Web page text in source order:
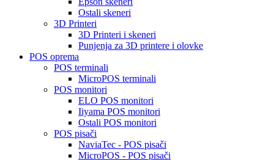
Ostali skeneri
3D Printeri
3D Printeri i skeneri
Punjenja za 3D printere i olovke
POS oprema
POS terminali
MicroPOS terminali
POS monitori
ELO POS monitori
Iiyama POS monitori
Ostali POS monitori
POS pisači
NaviaTec - POS pisači
MicroPOS - POS pisači